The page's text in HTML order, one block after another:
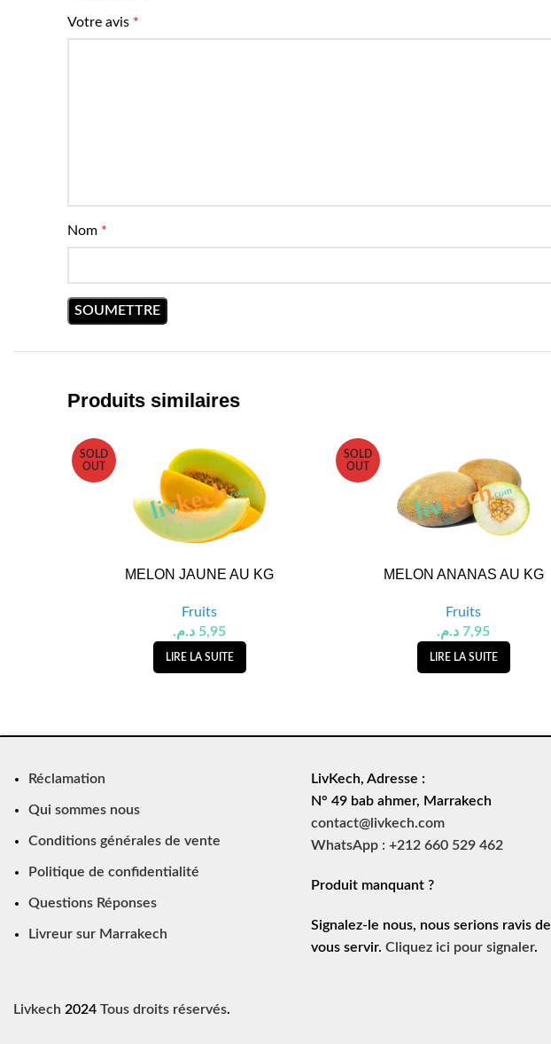
Votre avis *
Nom *
Produits similaires
SOLD
OUT
MELON JAUNE AU KG
Fruits
5,95 د.م.
LIRE LA SUITE
SOLD
OUT
MELON ANANAS AU KG
Fruits
7,95 د.م.
LIRE LA SUITE
Réclamation
Qui sommes nous
Conditions générales de vente
Politique de confidentialité
Questions Réponses
Livreur sur Marrakech
LivKech, Adresse :
N° 49 bab ahmer, Marrakech
contact@livkech.com
WhatsApp : +212 660 529 462
Produit manquant ?
Signalez-le nous, nous serions ravis de
vous servir. Cliquez ici pour signaler.
Livkech 2024Tous droits réservés.